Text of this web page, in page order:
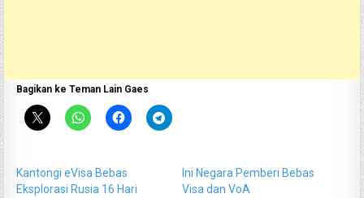
Bagikan ke Teman Lain Gaes
Kantongi eVisa Bebas
Eksplorasi Rusia 16 Hari
Ini Negara Pemberi Bebas
Visa dan VoA